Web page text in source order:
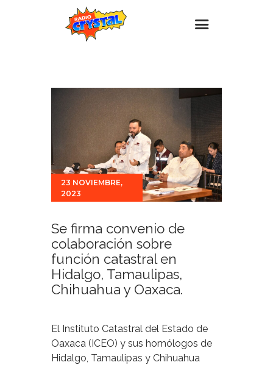
Promociones
Noticias
Para ti
Contacto
23 NOVIEMBRE,
2023
Se firma convenio de
colaboración sobre
función catastral en
Hidalgo, Tamaulipas,
Chihuahua y Oaxaca.
El Instituto Catastral del Estado de
Oaxaca (ICEO) y sus homólogos de
Hidalgo, Tamaulipas y Chihuahua